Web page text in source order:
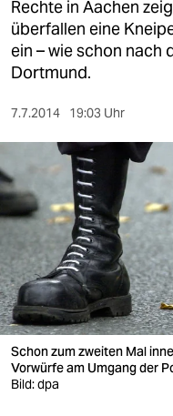
öko
gesellschaft
kultur
sport
berlin
nord
wahrheit
verlag
verlag
veranstaltungen
Rechte in Aachen
überfallen eine
ein – wie schon nach
Dortmund.
7.7.2014 19:03 Uhr
Schon zum zweiten Mal
Vorwürfe am Umgang der
Bild: dpa